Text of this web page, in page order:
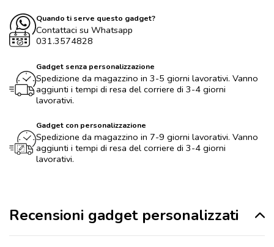
Quando ti serve questo gadget?
Contattaci su Whatsapp
031.3574828
Gadget senza personalizzazione
Spedizione da magazzino in 3-5 giorni lavorativi. Vanno
aggiunti i tempi di resa del corriere di 3-4 giorni
lavorativi.
Gadget con personalizzazione
Spedizione da magazzino in 7-9 giorni lavorativi. Vanno
aggiunti i tempi di resa del corriere di 3-4 giorni
lavorativi.
Recensioni gadget personalizzati